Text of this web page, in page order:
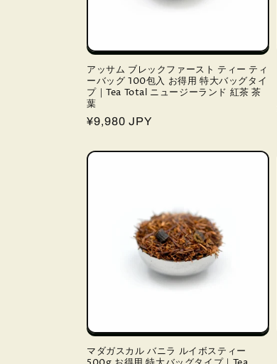
アッサム ブレックファースト ティー ティ
ーバッグ 100包入 お得用 特大バッグタイ
プ｜Tea Total ニュージーランド 紅茶 茶
葉
通
価
¥9,980 JPY
マダガスカル バニラ ルイボスティー